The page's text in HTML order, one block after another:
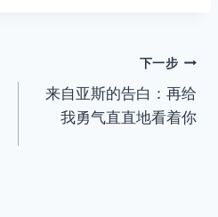
下一步
来自亚斯的告白：再给
我勇气直直地看着你